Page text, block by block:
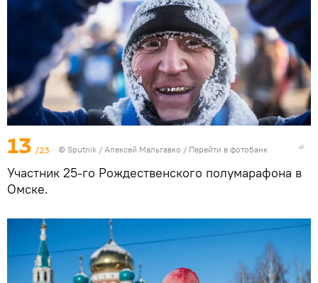
13 /23 © Sputnik / Алексей Мальгавко / Перейти в фотобанк
Участник 25-го Рождественского полумарафона в
Омске.